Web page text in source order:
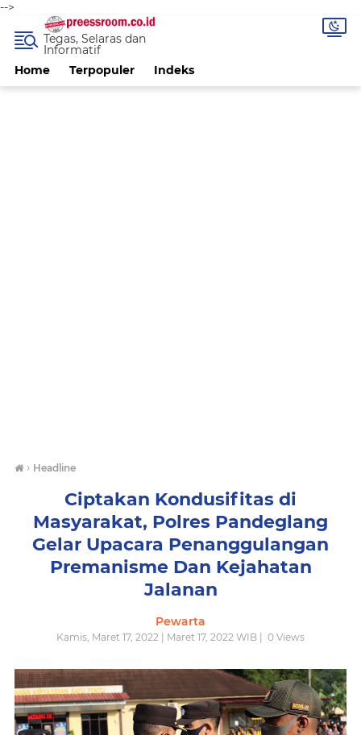
-->
Home Terpopuler Indeks
Tegas, Selaras dan
Informatif
› Headline
Ciptakan Kondusifitas di
Masyarakat, Polres Pandeglang
Gelar Upacara Penanggulangan
Premanisme Dan Kejahatan
Jalanan
Pewarta
Kamis, Maret 17, 2022 | Maret 17, 2022 WIB | 0 Views